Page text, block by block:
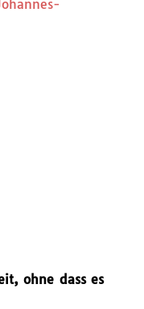
ohne dass es